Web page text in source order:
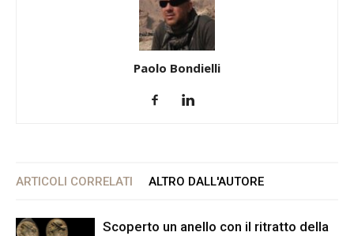
Paolo Bondielli
ARTICOLI CORRELATI ALTRO DALL'AUTORE
Scoperto un anello con il ritratto della